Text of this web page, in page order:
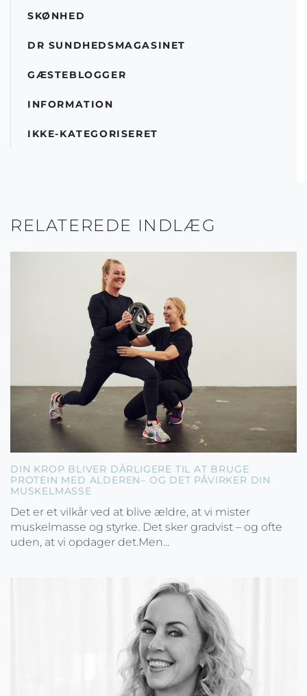
SKØNHED
DR SUNDHEDSMAGASINET
GÆSTEBLOGGER
INFORMATION
IKKE-KATEGORISERET
RELATEREDE INDLÆG
DIN KROP BLIVER DÅRLIGERE TIL AT BRUGE
PROTEIN MED ALDEREN– OG DET PÅVIRKER DIN
MUSKELMASSE
Det er et vilkår ved at blive ældre, at vi mister
muskelmasse og styrke. Det sker gradvist – og ofte
uden, at vi opdager det.Men...